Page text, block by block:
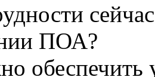
ПОА?
обеспечить